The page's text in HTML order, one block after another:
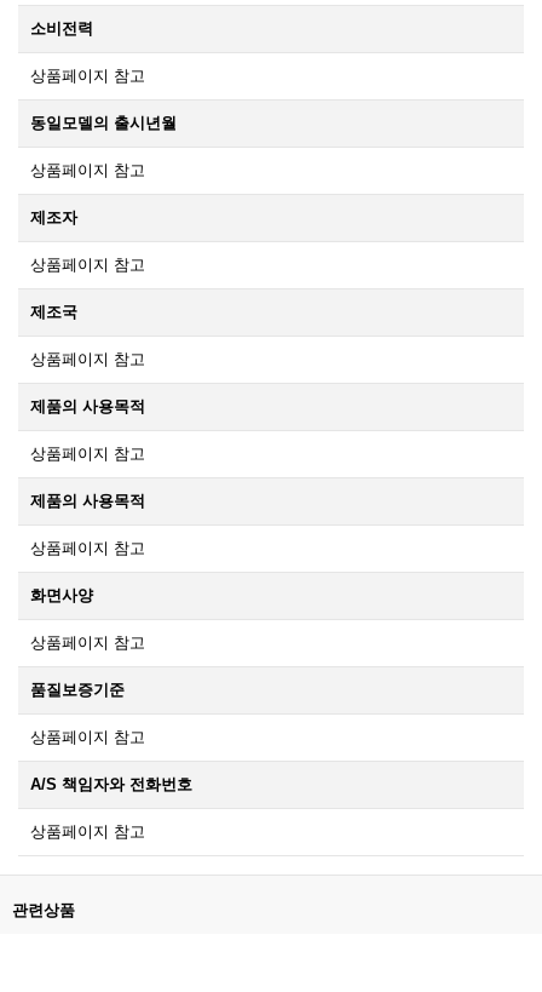
소비전력
상품페이지 참고
동일모델의 출시년월
상품페이지 참고
제조자
상품페이지 참고
제조국
상품페이지 참고
제품의 사용목적
상품페이지 참고
제품의 사용목적
상품페이지 참고
화면사양
상품페이지 참고
품질보증기준
상품페이지 참고
A/S 책임자와 전화번호
상품페이지 참고
관련상품